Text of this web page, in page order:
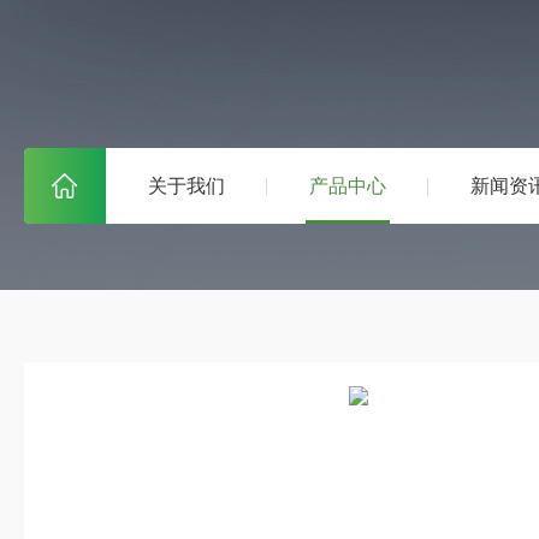
关于我们 产品中心 新闻资